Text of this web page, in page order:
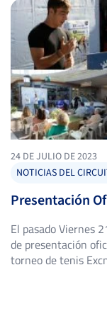
Colmenar Viejo ha
24 DE JULIO DE 2023
NOTICIAS DEL
Presentación
El pasado Viernes
de presentación
torneo de tenis